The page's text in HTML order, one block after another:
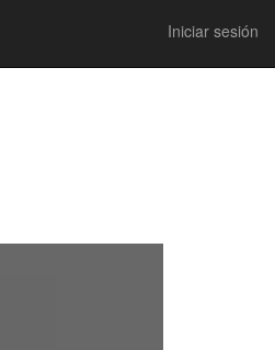
Iniciar sesión